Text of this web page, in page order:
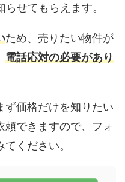
せてもらえます。
ため、売りたい物件が
電話応対の必要があり
ず価格だけを知りたい
できますので、フォ
ください。